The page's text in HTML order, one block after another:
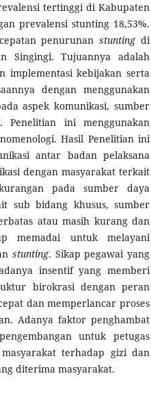
tertinggi di Kabupaten
prevalensi stunting 18,53%.
penurunanstuntingdi
Singingi. Tujuannya adalah
implementasi kebijakan serta
dengan menggunakan
aspek komunikasi, sumber
ini menggunakan
Hasil Penelitian ini
antar badan pelaksana
dengan masyarakat terkait
pada sumber daya
sub bidang khusus, sumber
atau masih kurang dan
memadai untuk melayani
stunting. Sikap pegawai yang
insentif yang memberi
birokrasi dengan peran
dan memperlancar proses
Adanya faktor penghambat
untuk petugas
terhadap gizi dan
diterima masyarakat.